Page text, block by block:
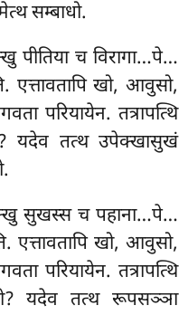
सम्बाधो.
च विरागा…पे…
एत्तावतापि खो, आवुसो,
परियायेन. तत्रापत्थि
यदेव तत्थ उपेक्खासुखं
सुखस्स च पहाना…पे…
एत्तावतापि खो, आवुसो,
परियायेन. तत्रापत्थि
यदेव तत्थ रूपसञ्ञा